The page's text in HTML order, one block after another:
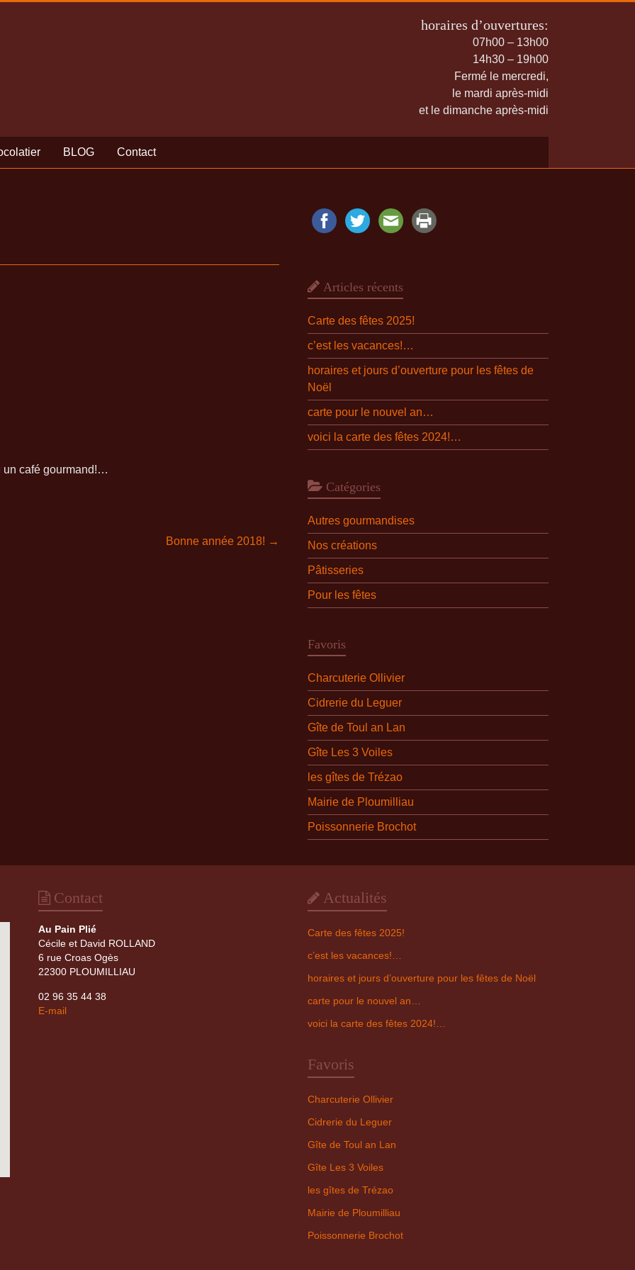
horaires d’ouvertures:
07h00 – 13h00
14h30 – 19h00
Fermé le mercredi,
le mardi après-midi
et le dimanche après-midi
BLOG Contact
un café gourmand!…
Bonne année 2018! →
Articles récents
Carte des fêtes 2025!
c’est les vacances!…
horaires et jours d’ouverture pour les fêtes de
Noël
carte pour le nouvel an…
voici la carte des fêtes 2024!…
Catégories
Autres gourmandises
Nos créations
Pâtisseries
Pour les fêtes
Favoris
Charcuterie Ollivier
Cidrerie du Leguer
Gîte de Toul an Lan
Gîte Les 3 Voiles
les gîtes de Trézao
Mairie de Ploumilliau
Poissonnerie Brochot
Contact
Au Pain Plié
Cécile et David ROLLAND
6 rue Croas Ogès
22300 PLOUMILLIAU
02 96 35 44 38
E-mail
Actualités
Carte des fêtes 2025!
c’est les vacances!…
horaires et jours d’ouverture pour les fêtes de Noël
carte pour le nouvel an…
voici la carte des fêtes 2024!…
Favoris
Charcuterie Ollivier
Cidrerie du Leguer
Gîte de Toul an Lan
Gîte Les 3 Voiles
les gîtes de Trézao
Mairie de Ploumilliau
Poissonnerie Brochot